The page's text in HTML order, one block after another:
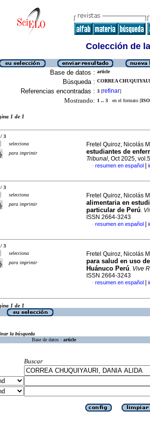
Colección de
Base de datos : article
Búsqueda : CORREA
Referencias encontradas : 3 [refinar]
Mostrando: 1 .. 3 en el formato [
1 de 1
/ 3
selecciona
para imprimir
Fretel Quiroz, Nicolás
estudiantes de
Tribunal, Oct 2025,
· resumen en español
3
selecciona
para imprimir
Fretel Quiroz, Nicolás
alimentaria en
particular de Perú.
ISSN 2664-3243
· resumen en español
3
selecciona
para imprimir
Fretel Quiroz, Nicolás
para salud en uso
Huánuco Perú. Vive
ISSN 2664-3243
· resumen en español
1 de 1
la búsqueda
Base de datos : article
Buscar